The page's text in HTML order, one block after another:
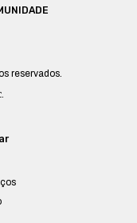
reservados.
.